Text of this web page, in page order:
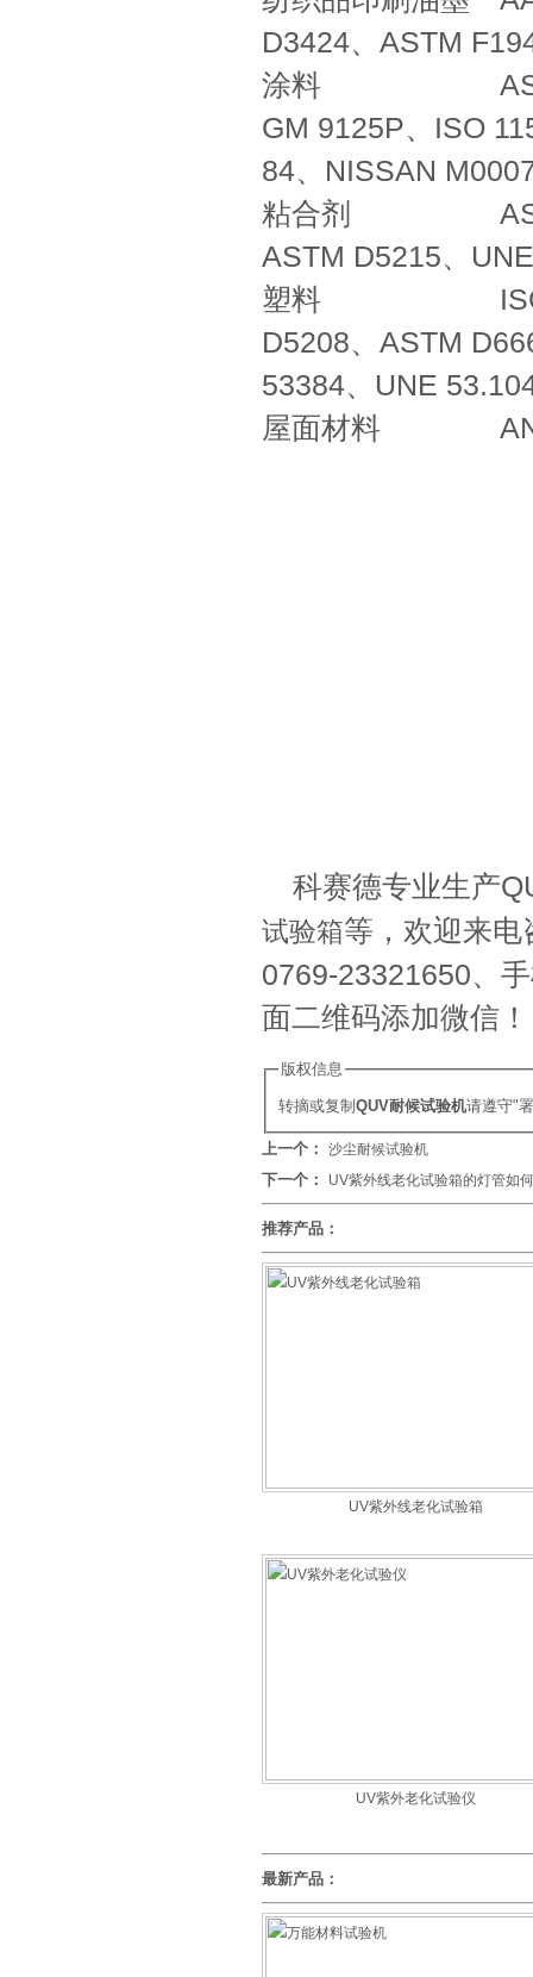
D3424、ASTM
涂料 ASTM
GM 9125P、ISO
84、NISSAN
粘合剂 ASTM
ASTM D5215、
塑料 ISO 4892-
D5208、ASTM
53384、UNE
屋面材料 ANSI/
科赛德专业生产
试验箱等，欢迎来
0769-23321650、
面二维码添加微信！
版权信息
转摘或复制QUV耐候试验机请遵守"
上一个： 沙尘耐候试验机
下一个： UV紫外线老化试验箱的灯管如
推荐产品：
UV紫外线老化试验箱
UV紫外老化试验仪
最新产品：